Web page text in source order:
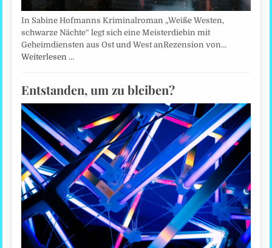
In Sabine Hofmanns Kriminalroman „Weiße Westen,
schwarze Nächte“ legt sich eine Meisterdiebin mit
Geheimdiensten aus Ost und West anRezension von…
Weiterlesen …
Entstanden, um zu bleiben?